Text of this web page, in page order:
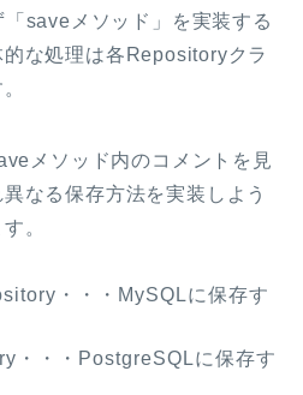
saveメソッド」を実装する
な処理は各Repositoryクラ
メソッド内のコメントを見
なる保存方法を実装しよう
。
・・・MySQLに保存す
・・・PostgreSQLに保存す